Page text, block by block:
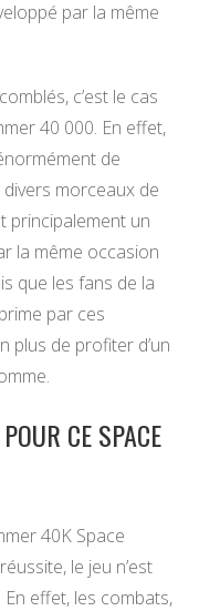
par la même
c’est le cas
40 000. En effet,
de
morceaux de
principalement un
la même occasion
que les fans de la
par ces
plus de profiter d’un
CE SPACE
40K Space
le jeu n’est
effet, les combats,